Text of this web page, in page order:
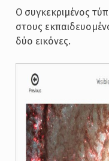
Ο συγκεκριμένος
στους
δύο εικόνες.